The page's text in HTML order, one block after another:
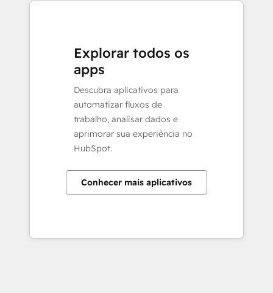
Explorar todos os
apps
Descubra aplicativos para
automatizar fluxos de
trabalho, analisar dados e
aprimorar sua experiência no
HubSpot.
Conhecer mais aplicativos